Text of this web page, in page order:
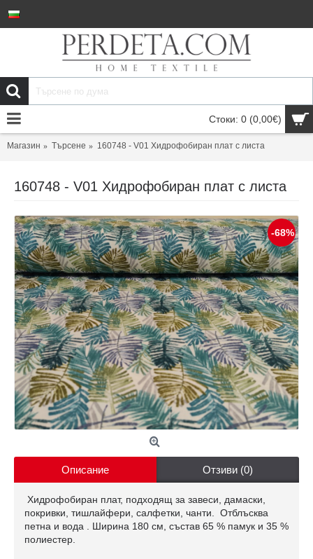
Стоки: 0 (0,00€)
Магазин Търсене 160748 - V01 Хидрофобиран плат с листа
160748 - V01 Хидрофобиран плат с листа
-68%
Описание Отзиви (0)
Хидрофобиран плат, подходящ за завеси, дамаски,
покривки, тишлайфери, салфетки, чанти. Отблъсква
петна и вода . Ширина 180 см, състав 65 % памук и 35 %
полиестер.